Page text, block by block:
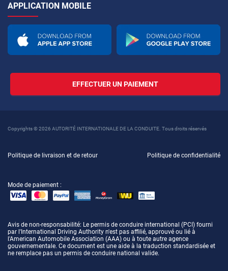
APPLICATION MOBILE
EFFECTUER UN PAIEMENT
Copyrights © 2026 AUTORITÉ INTERNATIONALE DE LA CONDUITE. Tous droits réservés
Politique de livraison et de retour Politique de confidentialité
Mode de paiement :
Avis de non-responsabilité: Le permis de conduire international (PCI) fourni
par l'International Driving Authority n'est pas affilié, approuvé ou lié à
l'American Automobile Association (AAA) ou à toute autre agence
gouvernementale. Ce document est une aide à la traduction standardisée et
ne remplace pas un permis de conduire national valide.